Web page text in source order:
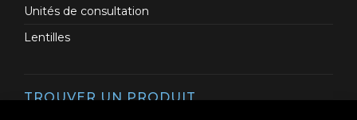
Unités de consultation
Lentilles
TROUVER UN PRODUIT